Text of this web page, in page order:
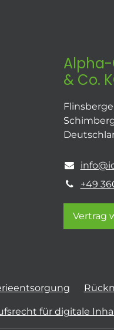
& Co.
+49
Vertrag
für digitale